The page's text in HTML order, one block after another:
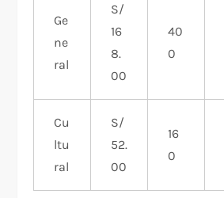
Ge
ne
ral
S/
16
8.
00
40
0
Cu
ltu
ral
S/
52.
00
16
0